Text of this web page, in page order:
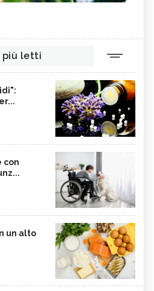
I più letti
con
un alto